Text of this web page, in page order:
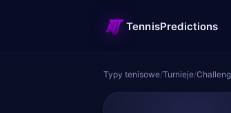
TennisPredictions
Typy tenisowe/Turnieje/